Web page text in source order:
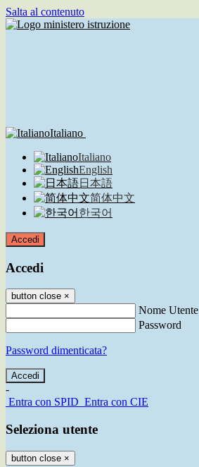
Salta al contenuto
Italiano
Italiano
English
日本語
简体中文
한국어
Accedi
Accedi
button close ×
Nome Utente
Password
Password dimenticata?
-
Entra con SPID Entra con CIE
Seleziona utente
button close ×